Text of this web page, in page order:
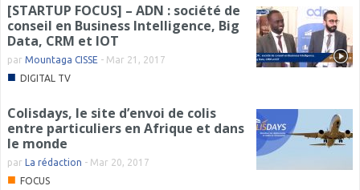
[STARTUP FOCUS] – ADN : société de
conseil en Business Intelligence, Big
Data, CRM et IOT
par Mountaga CISSE - Mar 21, 2017
■ DIGITAL TV
Colisdays, le site d’envoi de colis
entre particuliers en Afrique et dans
le monde
par La rédaction - Mar 20, 2017
■ FOCUS